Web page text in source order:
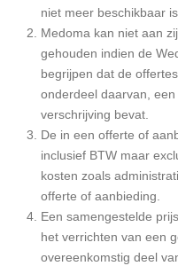
niet meer beschikbaar is.
Medoma kan niet aan
gehouden indien de
begrijpen dat de
onderdeel daarvan,
verschrijving bevat.
De in een offerte of
inclusief BTW maar
kosten zoals
offerte of aanbieding.
Een samengestelde
het verrichten van een
overeenkomstig deel